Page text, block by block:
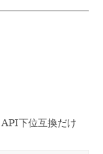
下位互換だけ